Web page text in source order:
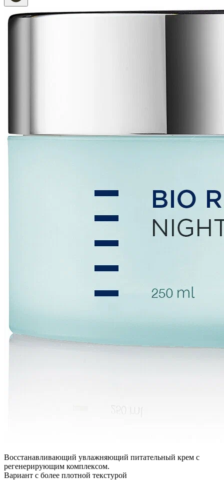
Восстанавливающий увлажняющий питательный крем с
регенерирующим комплексом.
Вариант с более плотной текстурой